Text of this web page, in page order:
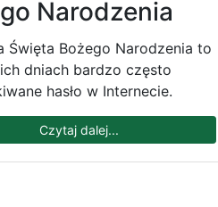
Narodzenia
Święta Bożego Narodzenia to
dniach bardzo często
hasło w Internecie.
Czytaj dalej...